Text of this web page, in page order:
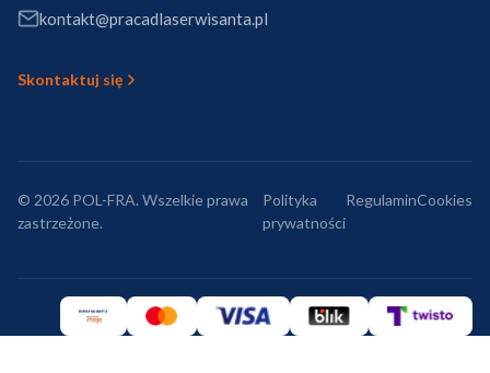
kontakt@pracadlaserwisanta.pl
Skontaktuj się
© 2026 POL-FRA. Wszelkie prawa
zastrzeżone.
Polityka
prywatności
RegulaminCookies